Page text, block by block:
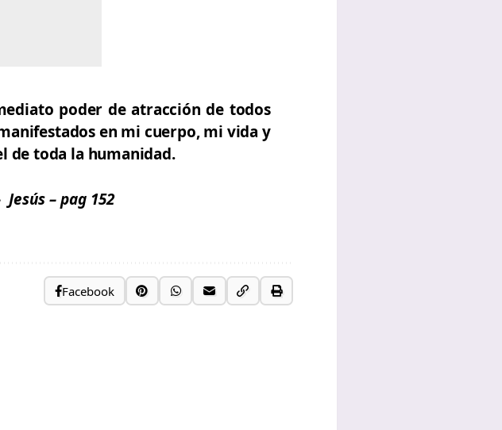
poder de atracción de todos
en mi cuerpo, mi vida y
de toda la humanidad.
Jesús – pag 152
Facebook